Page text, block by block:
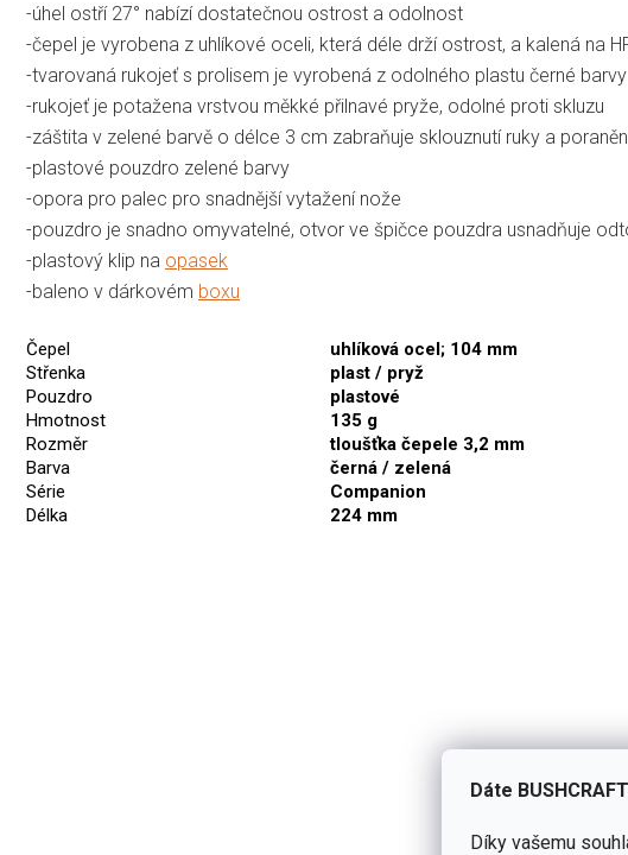
Dáte
Díky vašemu
-úhel ostří 27° nabízí dostatečnou ostrost a odolnost
-čepel je vyrobena z uhlíkové oceli, která déle drží ostrost, a kalená na
-tvarovaná rukojeť s prolisem je vyrobená z odolného plastu černé barvy
-rukojeť je potažena vrstvou měkké přilnavé pryže, odolné proti skluzu
-záštita v zelené barvě o délce 3 cm zabraňuje sklouznutí ruky a
-plastové pouzdro zelené barvy
-opora pro palec pro snadnější vytažení nože
-pouzdro je snadno omyvatelné, otvor ve špičce pouzdra usnadňuje
-plastový klip na opasek
-baleno v dárkovém boxu
Čepel
uhlíková ocel; 104 mm
Střenka
plast / pryž
Pouzdro
plastové
Hmotnost
135 g
Rozměr
tloušťka čepele 3,2 mm
Barva
černá / zelená
Série
Companion
Délka
224 mm